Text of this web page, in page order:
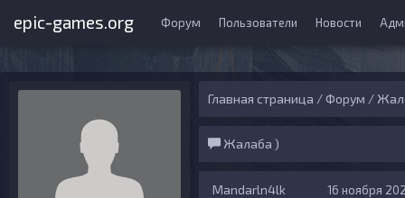
epic-games.org Форум Пользователи Новости
Главная страница /Форум /
Жалаба )
Mandarln4lk 16 ноября